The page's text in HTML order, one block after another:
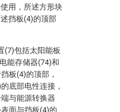
用，所述方形块
挡板(4)的顶部
(7)包括太阳能板
能存储器(74)和
板(4)的顶部，
底部电性连接，
与能源转换器
面与挡板(4)的